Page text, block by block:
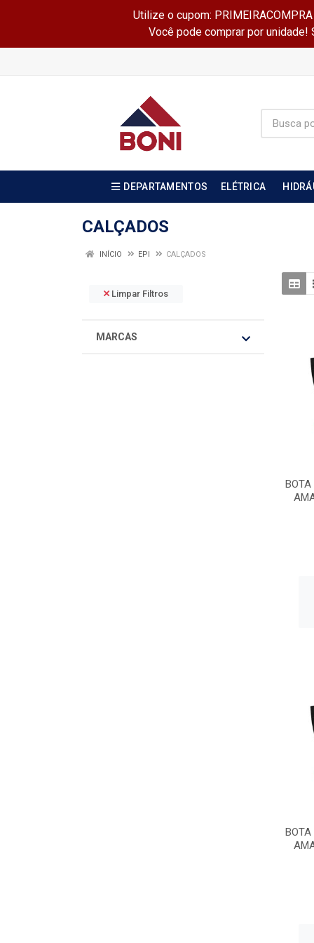
Utilize o cupom:
Você pode comprar por unidade!
DEPARTAMENTOS ELÉTRICA
CALÇADOS
INÍCIO EPI CALÇADOS
Limpar Filtros
MARCAS
BOTA
BOTA